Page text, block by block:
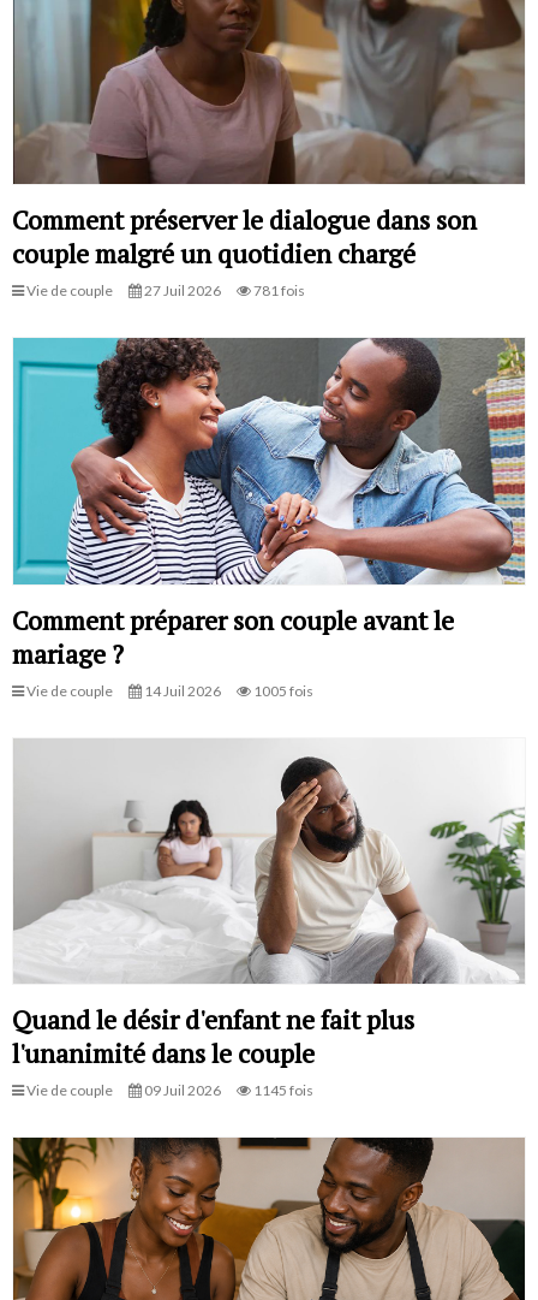
Comment préserver le dialogue dans son
couple malgré un quotidien chargé
Vie de couple 27 Juil 2026 781 fois
Comment préparer son couple avant le
mariage ?
Vie de couple 14 Juil 2026 1005 fois
Quand le désir d'enfant ne fait plus
l'unanimité dans le couple
Vie de couple 09 Juil 2026 1145 fois